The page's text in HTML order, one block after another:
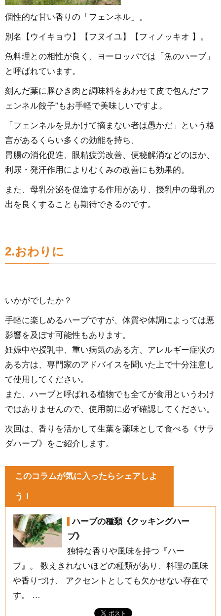
個性的な甘い香りの「フェンネル」。
別名【ウイキョウ】【フヌイユ】【フィノッキオ 】。
魚料理との相性が良く、ヨーロッパでは「魚のハーブ」
と呼ばれています。
刻んだ葉に豚ひき肉と調味料をあわせて皮で包んだ“フ
ェンネル餃子”もお手軽で美味しいですよ。
「フェンネルを見かけて摘まない者は愚かだ」という格
言があるくらい多くの効能を持ち、
胃腸の消化促進、眼精疲労改善、便秘解消などのほか、
利尿・発汗作用によりむくみの改善にも効果的。
また、母乳分泌を促進する作用があり、授乳中の母乳の
出を良くすることも期待できるのです。
2.おわりに
いかがでしたか？
手軽に楽しめるハーブですが、体質や体調によっては悪
影響を及ぼす可能性もあります。
妊娠中や授乳中、重い病気のある方、アレルギー症状の
ある方は、専門家のアドバイスを聞いた上で十分注意し
て使用してください。
また、ハーブと呼ばれる植物でも全てが食用というわけ
ではありませんので、使用前に必ず確認してください。
次回は、香りを活かして生葉を薬味として食べる《サラ
ダハーブ》をご紹介します。
このコラムが気に入ったらシェアしよ
う！
ハーブの種類《クッキングハー
ブ》
独特な香りや風味を持つ『ハー
ブ』。 数えきれないほどの種類があり、料理の風味
や香りづけ、 アクセントとしても欠かせない存在で
す。 …